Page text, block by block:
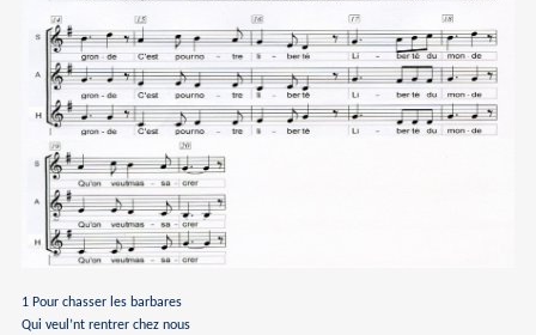
1 Pour chasser les barbares
Qui veul’nt rentrer chez nous